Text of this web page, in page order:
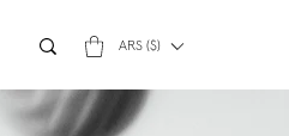
ARS ($)